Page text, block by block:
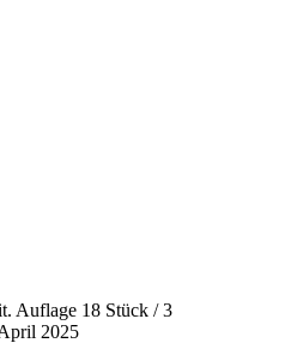
Auflage 18 Stück / 3
2025